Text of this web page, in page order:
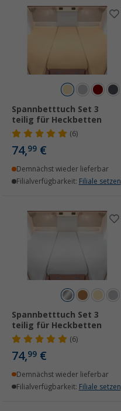
Spannbetttuch Set 3
teilig für Heckbetten
(6)
74,99 €
Demnächst wieder lieferbar
Filialverfügbarkeit: Filiale setzen
Spannbetttuch Set 3
teilig für Heckbetten
(6)
74,99 €
Demnächst wieder lieferbar
Filialverfügbarkeit: Filiale setzen